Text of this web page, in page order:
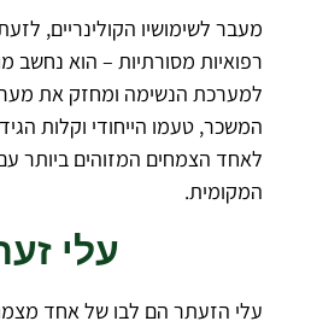
מעבר לשימושיו הקולינריים,
רפואיות מסורתיות – הוא נחשב
למערכת הנשימה ומחזק את
המשכר, טעמו הייחודי וקלות
לאחד הצמחים המזוהים ביותר עם
המקומית.
עלי
עלי הזעתר הם לבו של אחד